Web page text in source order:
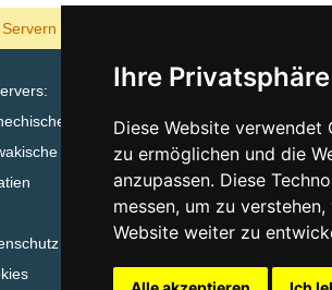
Ihre
Diese Website verwendet
zu ermöglichen und die
anzupassen. Diese
messen, um zu
Website weiter zu
am billigsten?
Gebirge
Gebirge